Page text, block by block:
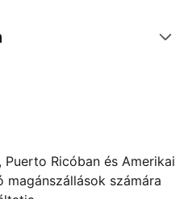
Ricóban és Amerikai
számára